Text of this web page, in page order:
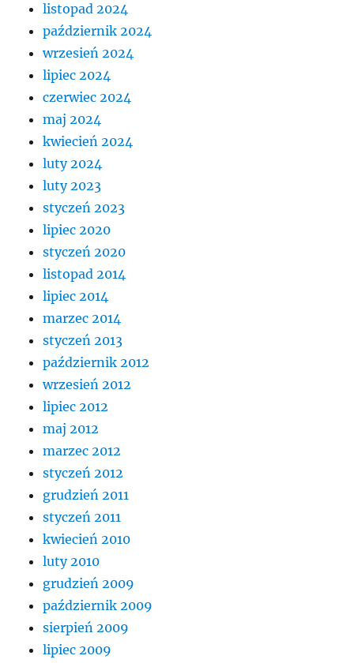
listopad 2024
październik 2024
wrzesień 2024
lipiec 2024
czerwiec 2024
maj 2024
kwiecień 2024
luty 2024
luty 2023
styczeń 2023
lipiec 2020
styczeń 2020
listopad 2014
lipiec 2014
marzec 2014
styczeń 2013
październik 2012
wrzesień 2012
lipiec 2012
maj 2012
marzec 2012
styczeń 2012
grudzień 2011
styczeń 2011
kwiecień 2010
luty 2010
grudzień 2009
październik 2009
sierpień 2009
lipiec 2009